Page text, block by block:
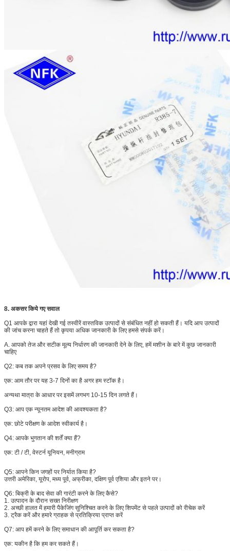
8. अकसर किये गए सवाल
Q1 आपके द्वारा यहां देखी गई तस्वीरें वास्तविक उत्पादों से संबंधित नहीं हो सकती हैं। यदि आप उत्पादों
की जांच करना चाहते हैं तो कृपया अधिक जानकारी के लिए हमसे संपर्क करें।
A. आपको तेज और सटीक मूल्य निर्धारण की जानकारी देने के लिए, हमें मशीन के बारे में कुछ जानकारी
चाहिए
Q2: कब तक अपने प्रसव के लिए समय है?
एक: आम तौर पर यह 3-7 दिनों का है अगर हम स्टॉक है।
अन्यथा मात्रा के आधार पर इसमें लगभग 10-15 दिन लगते हैं।
Q3: आप एक न्यूनतम आदेश की आवश्यकता है?
एक: छोटे परीक्षण के आदेश स्वीकार्य है।
Q4: आपके भुगतान की शर्तें क्या हैं?
एक: टी / टी, वेस्टर्न यूनियन, मनीग्राम
Q5: आपने किन जगहों पर निर्यात किया है?
उत्तरी अमेरिका, यूरोप, मध्य पूर्व, अफ्रीका, दक्षिण पूर्व एशिया और इतने पर।
Q6: बिक्री के बाद सेवा की गारंटी करने के लिए कैसे?
1. उत्पादन के दौरान सख्त निरीक्षण
2. अच्छी हालत में हमारी पैकेजिंग सुनिश्चित करने के लिए शिपमेंट से पहले उत्पादों को रीचेक करें
3. ट्रैक करें और हमारे ग्राहक से प्रतिक्रिया प्राप्त करें
Q7: आप हमें करने के लिए समाधान की आपूर्ति कर सकता है?
एक: यकीन है कि हम कर सकते हैं।